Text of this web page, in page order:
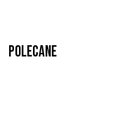
Polecane